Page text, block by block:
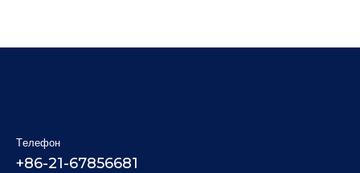
Tелефон
+86-21-67856681